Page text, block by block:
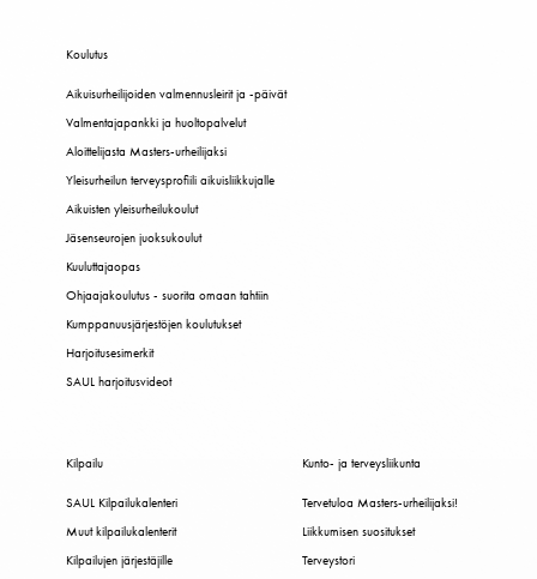
Koulutus
Aikuisurheilijoiden valmennusleirit ja -päivät
Valmentajapankki ja huoltopalvelut
Aloittelijasta Masters-urheilijaksi
Yleisurheilun terveysprofiili aikuisliikkujalle
Aikuisten yleisurheilukoulut
Jäsenseurojen juoksukoulut
Kuuluttajaopas
Ohjaajakoulutus - suorita omaan tahtiin
Kumppanuusjärjestöjen koulutukset
Harjoitusesimerkit
SAUL harjoitusvideot
Kilpailu
SAUL Kilpailukalenteri
Muut kilpailukalenterit
Kilpailujen järjestäjille
Kunto- ja terveysliikunta
Tervetuloa Masters-urheilijaksi!
Liikkumisen suositukset
Terveystori